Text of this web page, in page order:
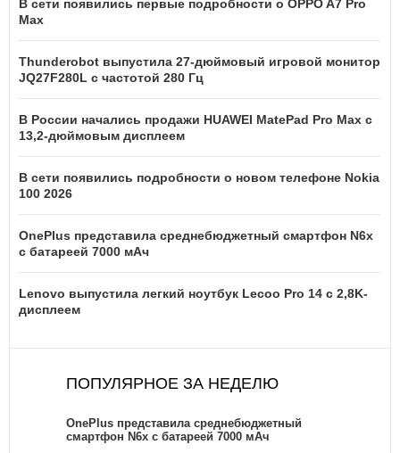
В сети появились первые подробности о OPPO A7 Pro
Max
Thunderobot выпустила 27-дюймовый игровой монитор
JQ27F280L с частотой 280 Гц
В России начались продажи HUAWEI MatePad Pro Max с
13,2-дюймовым дисплеем
В сети появились подробности о новом телефоне Nokia
100 2026
OnePlus представила среднебюджетный смартфон N6x
с батареей 7000 мАч
Lenovo выпустила легкий ноутбук Lecoo Pro 14 с 2,8K-
дисплеем
ПОПУЛЯРНОЕ ЗА НЕДЕЛЮ
OnePlus представила среднебюджетный
смартфон N6x с батареей 7000 мАч